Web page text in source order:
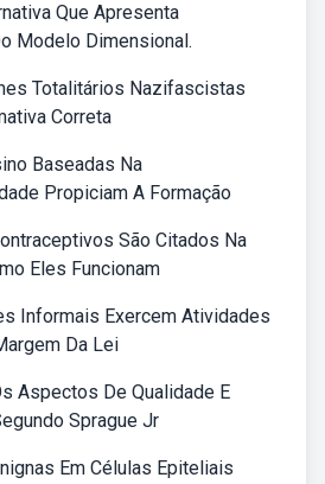
Que Apresenta
Modelo Dimensional.
Totalitários Nazifascistas
Correta
Baseadas Na
Propiciam A Formação
São Citados Na
Eles Funcionam
Informais Exercem Atividades
Da Lei
Aspectos De Qualidade E
Sprague Jr
Em Células Epiteliais